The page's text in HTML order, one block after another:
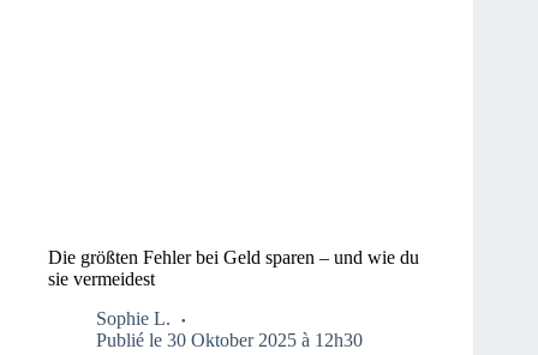
Die größten Fehler bei Geld sparen – und wie du
sie vermeidest
Sophie L.
Publié le 30 Oktober 2025 à 12h30